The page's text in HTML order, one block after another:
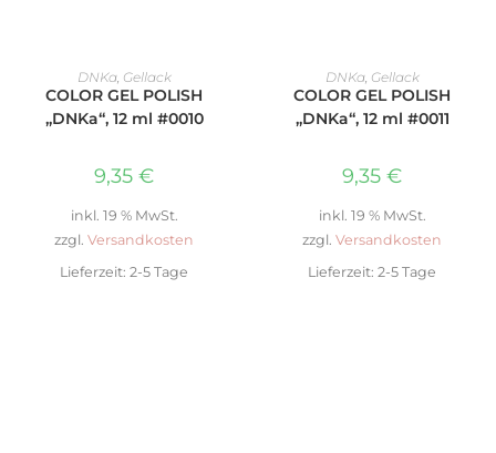
IN DEN WARENKORB
DNKa, Gellack
COLOR GEL POLISH
„DNKa“, 12 ml #0010
9,35 €
inkl. 19 % MwSt.
zzgl. Versandkosten
Lieferzeit: 2-5 Tage
IN DEN WARENKORB
DNKa, Gellack
COLOR GEL POLISH
„DNKa“, 12 ml #0011
9,35 €
inkl. 19 % MwSt.
zzgl. Versandkosten
Lieferzeit: 2-5 Tage